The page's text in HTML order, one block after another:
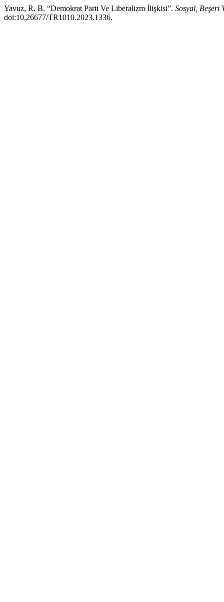
Yavuz, R. B. “Demokrat Parti Ve Liberalizm İlişkisi”. Sosyal, Beşeri
doi:10.26677/TR1010.2023.1336.